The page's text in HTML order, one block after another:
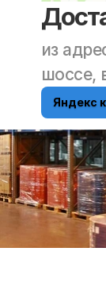
из
шоссе,
Яндекс